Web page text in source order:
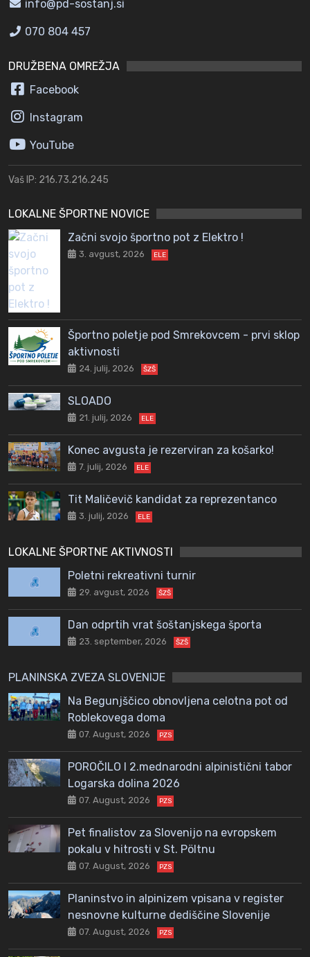
info@pd-sostanj.si
070 804 457
DRUŽBENA OMREŽJA
Facebook
Instagram
YouTube
Vaš IP: 216.73.216.245
LOKALNE ŠPORTNE NOVICE
Začni svojo športno pot z Elektro !
3. avgust, 2026 ELE
Športno poletje pod Smrekovcem - prvi sklop
aktivnosti
24. julij, 2026 ŠZŠ
SLOADO
21. julij, 2026 ELE
Konec avgusta je rezerviran za košarko!
7. julij, 2026 ELE
Tit Maličevič kandidat za reprezentanco
3. julij, 2026 ELE
LOKALNE ŠPORTNE AKTIVNOSTI
Poletni rekreativni turnir
29. avgust, 2026 ŠZŠ
Dan odprtih vrat šoštanjskega športa
23. september, 2026 ŠZŠ
PLANINSKA ZVEZA SLOVENIJE
Na Begunjščico obnovljena celotna pot od
Roblekovega doma
07. August, 2026 PZS
POROČILO I 2.mednarodni alpinistični tabor
Logarska dolina 2026
07. August, 2026 PZS
Pet finalistov za Slovenijo na evropskem
pokalu v hitrosti v St. Pöltnu
07. August, 2026 PZS
Planinstvo in alpinizem vpisana v register
nesnovne kulturne dediščine Slovenije
07. August, 2026 PZS